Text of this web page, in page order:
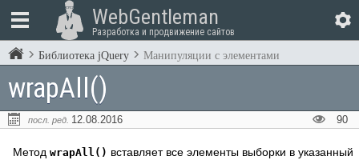
WebGentleman
Разработка и продвижение сайтов
Библиотека jQuery Манипуляции с элементами
wrapAll()
90
посл. ред. 12.08.2016
Метод wrapAll() вставляет все элементы выборки в указанный